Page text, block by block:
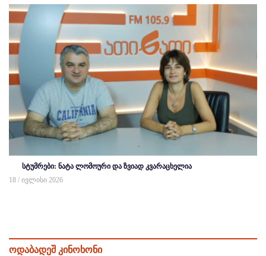
სტუმრები: ნატა ლომოური და ზვიად კვარაცხელია
18 / ივლისი 2026
ოდაბადეშ კინოხონი